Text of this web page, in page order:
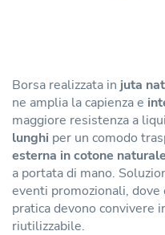
Borsa realizzata in juta
ne amplia la capienza e
maggiore resistenza a
lunghi per un comodo
esterna in cotone naturale
a portata di mano.
eventi promozionali,
pratica devono convivere
riutilizzabile.